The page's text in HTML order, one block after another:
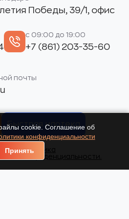
Победы, 39/1, офис
с 09:00 до 19:00
+7 (861) 203-35-60
почты
Быстрая ипотека
Политика
конфиденциальности.
cookie. Соглашение об
конфиденциальности
Принять